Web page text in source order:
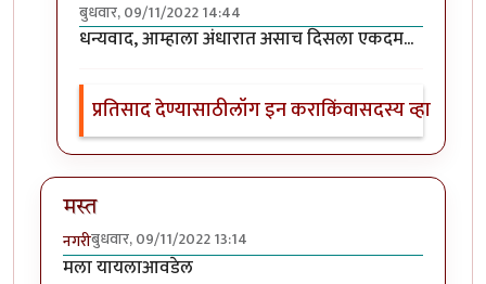
बुधवार, 09/11/2022 14:44
In reply toछान प्रसंग व प्रचि. पहिलाbyश्वेता व्यास
धन्यवाद, आम्हाला अंधारात असाच दिसला एकदम...
प्रतिसाद देण्यासाठीलॉग इन कराकिंवासदस्य व्हा
मस्त
नगरीबुधवार, 09/11/2022 13:14
मला यायलाआवडेल